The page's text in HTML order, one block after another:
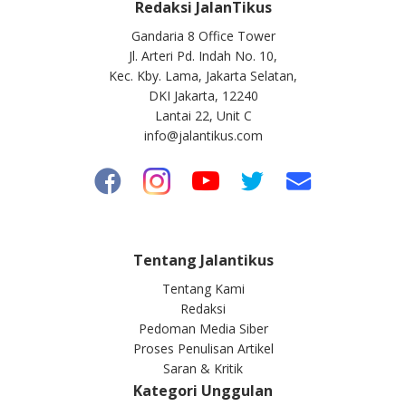
Redaksi JalanTikus
Gandaria 8 Office Tower
Jl. Arteri Pd. Indah No. 10,
Kec. Kby. Lama, Jakarta Selatan,
DKI Jakarta, 12240
Lantai 22, Unit C
info@jalantikus.com
Tentang Jalantikus
Tentang Kami
Redaksi
Pedoman Media Siber
Proses Penulisan Artikel
Saran & Kritik
Kategori Unggulan